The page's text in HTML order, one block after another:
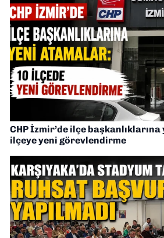
CHP İzmir’de ilçe
ilçeye yeni görevlendirme